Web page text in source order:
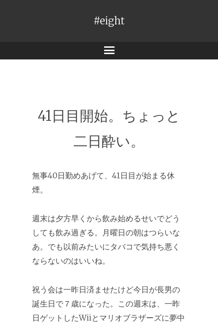
#eight
メ
41日目開始。ちょっと
二日酔い。
無事40日勤めあげて、41日目が始まる休
煙。
週末は夕方早くから飲み始めるせいでどう
しても飲み過ぎる。月曜日の朝はつらいな
あ。でも以前みたいにタバコで気持ち悪く
ならないのはいいね。
祝う会は一昨日済ませたけど今日が長男の
誕生日で７歳になった。この週末は、一昨
日ゲットしたWiiとマリオブラザーズに夢中